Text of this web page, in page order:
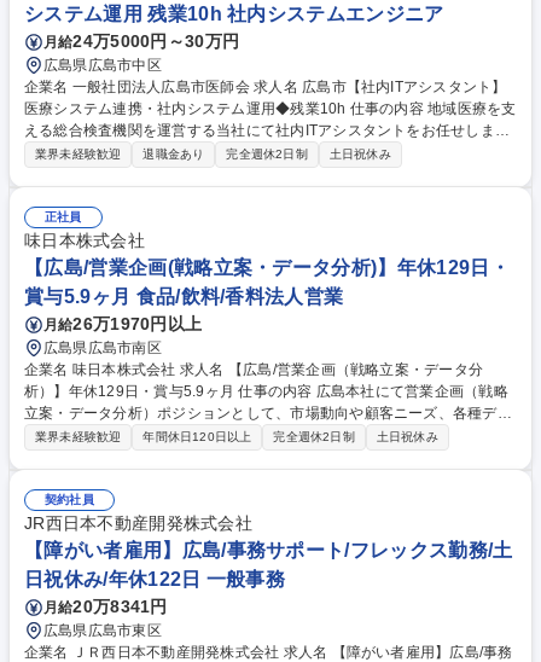
システム運用 残業10h 社内システムエンジニア
月給24万5000円～30万円
広島県広島市中区
企業名 一般社団法人広島市医師会 求人名 広島市【社内ITアシスタント】
医療システム連携・社内システム運用◆残業10h 仕事の内容 地域医療を支
える総合検査機関を運営する当社にて社内ITアシスタントをお任せしま
す。プログラミングスキル不要で医療機関やメーカーとの調整を中心にシ
携させる業務です。システムの設定や調整を行う他、医療機関やメーカー
と仕様・スケジュールの確認といった調整を行うことが主な業務です。■
臨床検査システム運用とサポート:マスタ管理、運用状況確認■社内IT環境
整備と業務効率化:ツール活用による業務効率化提案、DX推進などもお任
せします。 ※2027年のシステム導入に向けた体制強化 募集職種 広島市
【社内ITアシスタント】医療システム連携・社内システム運用◆残業10h
業界未経験歓迎 退職金あり 完全週休2日制 土日祝休み
正社員
味日本株式会社
【広島/営業企画(戦略立案・データ分析)】年休129日・
賞与5.9ヶ月 食品/飲料/香料法人営業
月給26万1970円以上
広島県広島市南区
企業名 味日本株式会社 求人名 【広島/営業企画（戦略立案・データ分
析）】年休129日・賞与5.9ヶ月 仕事の内容 広島本社にて営業企画（戦略
立案・データ分析）ポジションとして、市場動向や顧客ニーズ、各種デー
タをもとに営業戦略を立案し、営業部門が活動しやすい環境を整える役割
と進捗管理 ・製品別等のデータ分析と課題抽出 ・製品化から出荷までの
他部門連携とフロー改善 ・状況に応じたお客様相談室・通販業務の支援等
をお任せします。 ※将来のキャリアアップを見据えた強固な引き継ぎを行
います。 募集職種 【広島/営業企画（戦略立案・データ分析）】年休129
日・賞与5.9ヶ月
業界未経験歓迎 年間休日120日以上 完全週休2日制 土日祝休み
契約社員
JR西日本不動産開発株式会社
【障がい者雇用】広島/事務サポート/フレックス勤務/土
日祝休み/年休122日 一般事務
月給20万8341円
広島県広島市東区
企業名 ＪＲ西日本不動産開発株式会社 求人名 【障がい者雇用】広島/事務